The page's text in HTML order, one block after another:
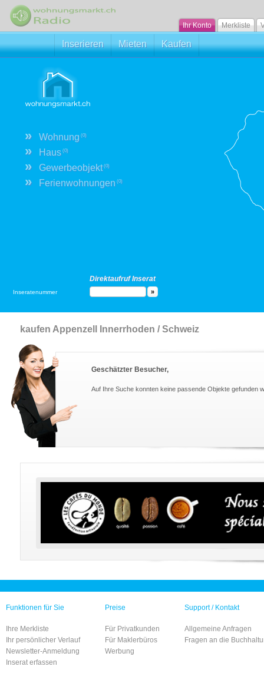
Ihr Konto Merkliste
Inserieren Mieten Kaufen
» Wohnung (0)
» Haus (0)
» Gewerbeobjekt(0)
» Ferienwohnungen (0)
Direktaufruf Inserat
Inseratenummer
kaufen Appenzell Innerrhoden / Schweiz
Geschätzter Besucher,
Auf Ihre Suche konnten keine passende Objekte gefunden
Funktionen für Sie
Ihre Merkliste
Ihr persönlicher Verlauf
Newsletter-Anmeldung
Inserat erfassen
Preise
Für Privatkunden
Für Maklerbüros
Werbung
Support / Kontakt
Allgemeine Anfragen
Fragen an die